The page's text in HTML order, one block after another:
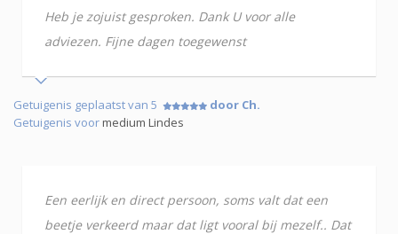
Heb je zojuist gesproken. Dank U voor alle
adviezen. Fijne dagen toegewenst
Getuigenis geplaatst van 5
door Ch.
Getuigenis voormedium Lindes
Een eerlijk en direct persoon, soms valt dat een
beetje verkeerd maar dat ligt vooral bij mezelf.. Dat